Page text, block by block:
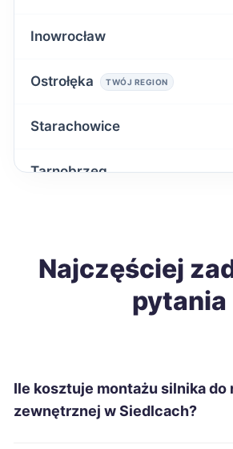
Inowrocław
Ostrołęka TWÓJ REGION
Starachowice
Tarnobrzeg
Wodzisław Śląski
Kędzierzyn-Koźle
Malbork
Najczęściej
pytania
Ile kosztuje montażu silnika do
zewnętrznej w Siedlcach?